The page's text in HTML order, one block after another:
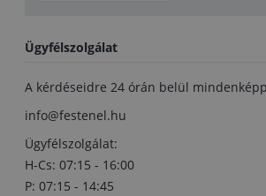
Ügyfélszolgálat
A kérdéseidre 24 órán belül
info@festenel.hu
Ügyfélszolgálat:
H-Cs: 07:15 - 16:00
P: 07:15 - 14:45